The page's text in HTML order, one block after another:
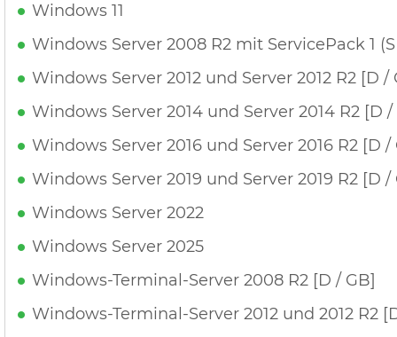
Windows 11
Windows Server 2008 R2 mit ServicePack 1
Windows Server 2012 und Server 2012 R2 [D /
Windows Server 2014 und Server 2014 R2 [D /
Windows Server 2016 und Server 2016 R2 [D /
Windows Server 2019 und Server 2019 R2 [D /
Windows Server 2022
Windows Server 2025
Windows-Terminal-Server 2008 R2 [D / GB]
Windows-Terminal-Server 2012 und 2012 R2